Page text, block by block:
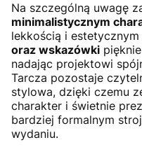
Na szczególną uwagę
minimalistycznym
lekkością i
oraz wskazówki
nadając projektowi
Tarcza pozostaje
stylowa, dzięki czemu
charakter i świetnie
bardziej formalnym
wydaniu.